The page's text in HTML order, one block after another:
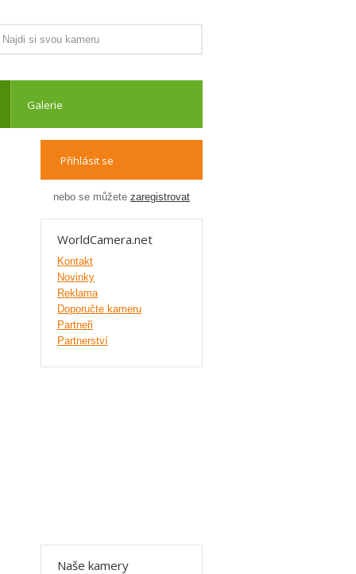
Galerie
Přihlásit se
nebo se můžete zaregistrovat
WorldCamera.net
Kontakt
Novinky
Reklama
Doporučte kameru
Partneři
Partnerství
Naše kamery